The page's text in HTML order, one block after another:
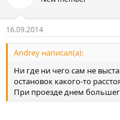
16.09.2014
Andrey написал(а):
Ни где ни чего сам не
остановок какого-то
При проезде днем